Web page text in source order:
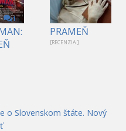
1
PRAMEŇ
[RECENZIA ]
o Slovenskom štáte. Nový